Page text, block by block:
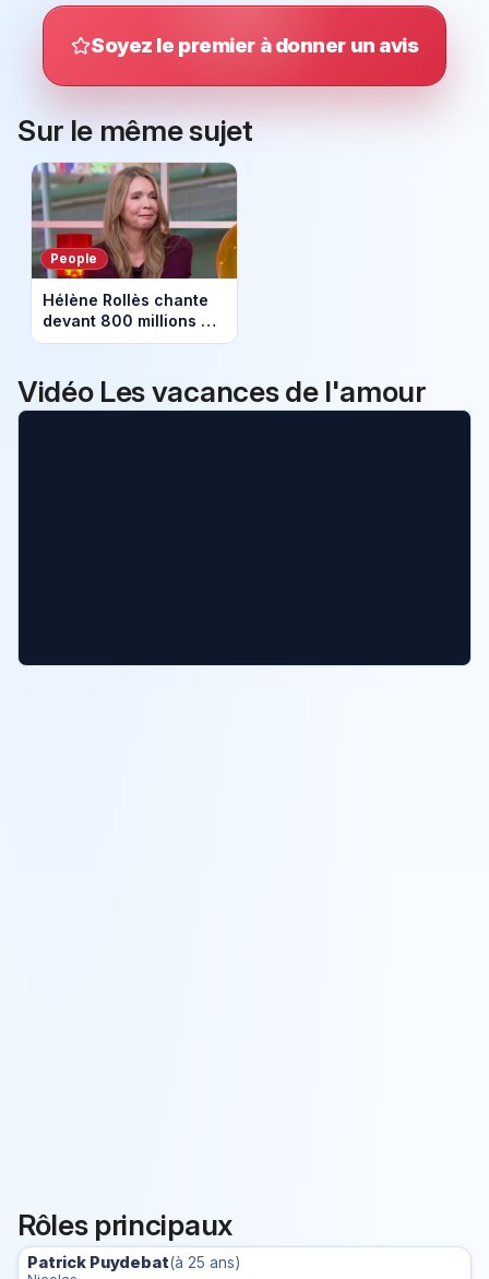
Soyez le premier à donner un avis
Sur le même sujet
People
Hélène Rollès chante
devant 800 millions de
Chinois pour le Nouvel
Vidéo Les vacances de l'amour
Rôles principaux
Patrick Puydebat(à 25 ans)